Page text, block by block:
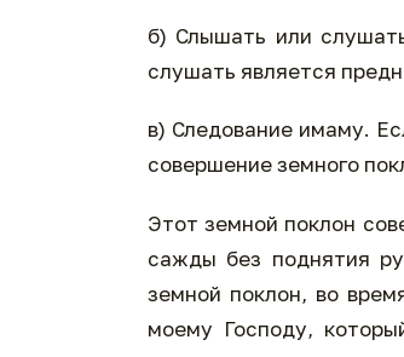
б) Слышать или
слушать является
в) Следование имаму.
совершение земного
Этот земной поклон
сажды без поднятия
земной поклон, во
моему Господу,